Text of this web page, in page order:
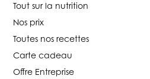
Tout sur la nutrition
Nos prix
Toutes nos recettes
Carte cadeau
Offre Entreprise